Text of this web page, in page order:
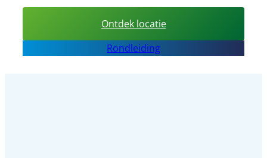
Ontdek locatie:
Sport
BSO
Rondleiding